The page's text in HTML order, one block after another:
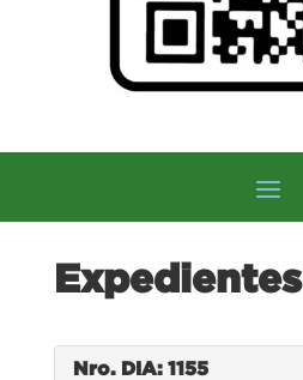
Expedientes
Nro. DIA: 1155